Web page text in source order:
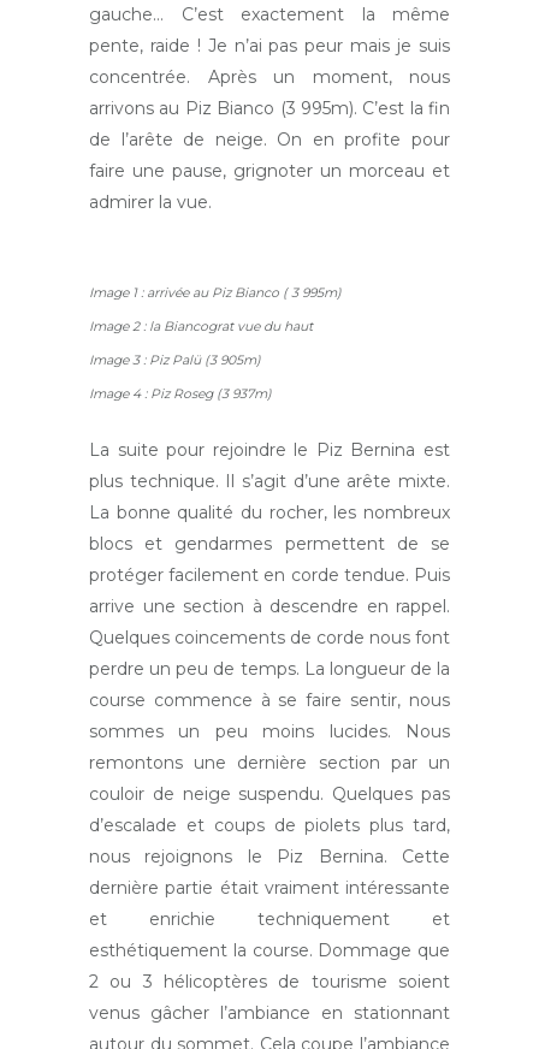
gauche… C’est exactement la même
pente, raide ! Je n’ai pas peur mais je suis
concentrée. Après un moment, nous
arrivons au Piz Bianco (3 995m). C’est la fin
de l’arête de neige. On en profite pour
faire une pause, grignoter un morceau et
admirer la vue.
Image 1 : arrivée au Piz Bianco ( 3 995m)
Image 2 : la Biancograt vue du haut
Image 3 : Piz Palü (3 905m)
Image 4 : Piz Roseg (3 937m)
La suite pour rejoindre le Piz Bernina est
plus technique. Il s’agit d’une arête mixte.
La bonne qualité du rocher, les nombreux
blocs et gendarmes permettent de se
protéger facilement en corde tendue. Puis
arrive une section à descendre en rappel.
Quelques coincements de corde nous font
perdre un peu de temps. La longueur de la
course commence à se faire sentir, nous
sommes un peu moins lucides. Nous
remontons une dernière section par un
couloir de neige suspendu. Quelques pas
d’escalade et coups de piolets plus tard,
nous rejoignons le Piz Bernina. Cette
dernière partie était vraiment intéressante
et enrichie techniquement et
esthétiquement la course. Dommage que
2 ou 3 hélicoptères de tourisme soient
venus gâcher l’ambiance en stationnant